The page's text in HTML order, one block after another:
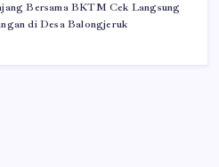
Bersama BKTM Cek Langsung
di Desa Balongjeruk